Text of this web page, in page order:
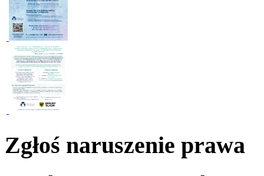
Zgłoś naruszenie prawa